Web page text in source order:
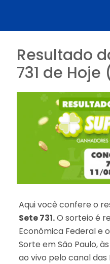
Resultado
731 de
Aqui você confere o
Sete 731.O sorteio é
Econômica Federal e
Sorte em São Paulo,
ao vivo pelo canal das